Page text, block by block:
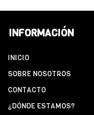
INFORMACIÓN
INICIO
SOBRE NOSOTROS
CONTACTO
¿DÓNDE ESTAMOS?